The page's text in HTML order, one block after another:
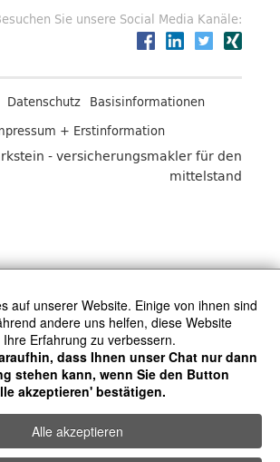
Sie unsere Social Media Kanäle:
Datenschutz Basisinformationen
+ Erstinformation
- versicherungsmakler für den
mittelstand
auf unserer Website. Einige von ihnen sind
andere uns helfen, diese Website
Ihre Erfahrung zu verbessern.
dass Ihnen unser Chat nur dann
stehen kann, wenn Sie den Button
akzeptieren' bestätigen.
Alle akzeptieren